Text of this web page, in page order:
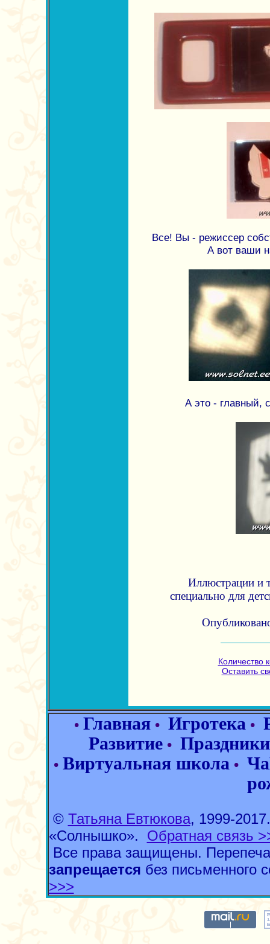
Все! Вы - режиссер
А вот ваши
А это - главный,
Иллюстрации и
специально для
Количество
Оставить
• Главная • Игротека •
Развитие• Праздники
• Виртуальная школа •
© Татьяна Евтюкова, 1999-
«Солнышко». Обратная связь
Все права защищены.
запрещается без письменного
>>>